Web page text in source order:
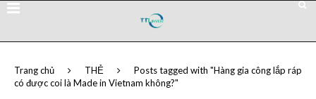
Trang chủ THẺ
Posts tagged with "Hàng gia công lắp ráp
có được coi là Made in Vietnam không?"